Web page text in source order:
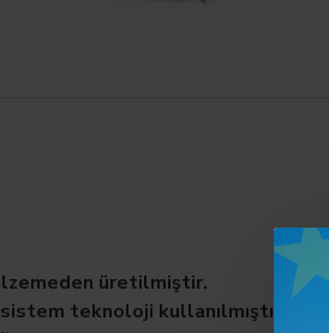
üretilmiştir.
teknoloji kullanılmıştır.